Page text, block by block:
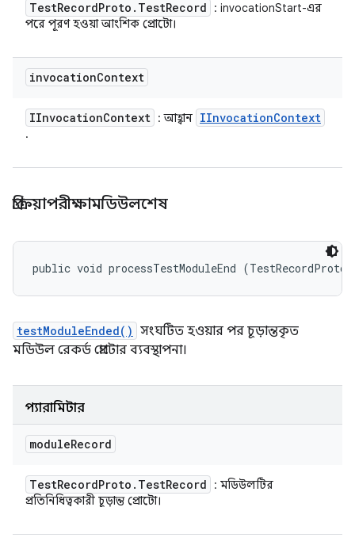
TestRecordProto . TestRecord
: invocationStart-এর
পরে পূরণ হওয়া আংশিক প্রোটো।
invocationContext
IInvocationContext : আহ্বান IInvocationContext
.
প্রক্রিয়াপরীক্ষামডিউলশেষ
public void processTestModuleEnd
testModuleEnded() সংঘটিত হওয়ার পর চূড়ান্তকৃত
মডিউল রেকর্ড প্রোটোর ব্যবস্থাপনা।
প্যারামিটার
moduleRecord
TestRecordProto . TestRecord
: মডিউলটির
প্রতিনিধিত্বকারী চূড়ান্ত প্রোটো।